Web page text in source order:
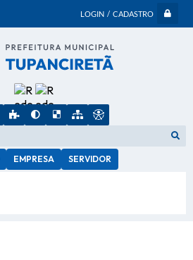
LOGIN / CADASTRO
EMPRESA SERVIDOR